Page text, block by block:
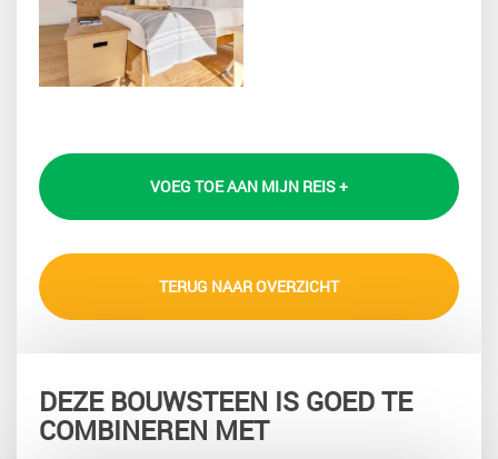
VOEG TOE AAN MIJN REIS +
TERUG NAAR OVERZICHT
DEZE BOUWSTEEN IS GOED TE
COMBINEREN MET